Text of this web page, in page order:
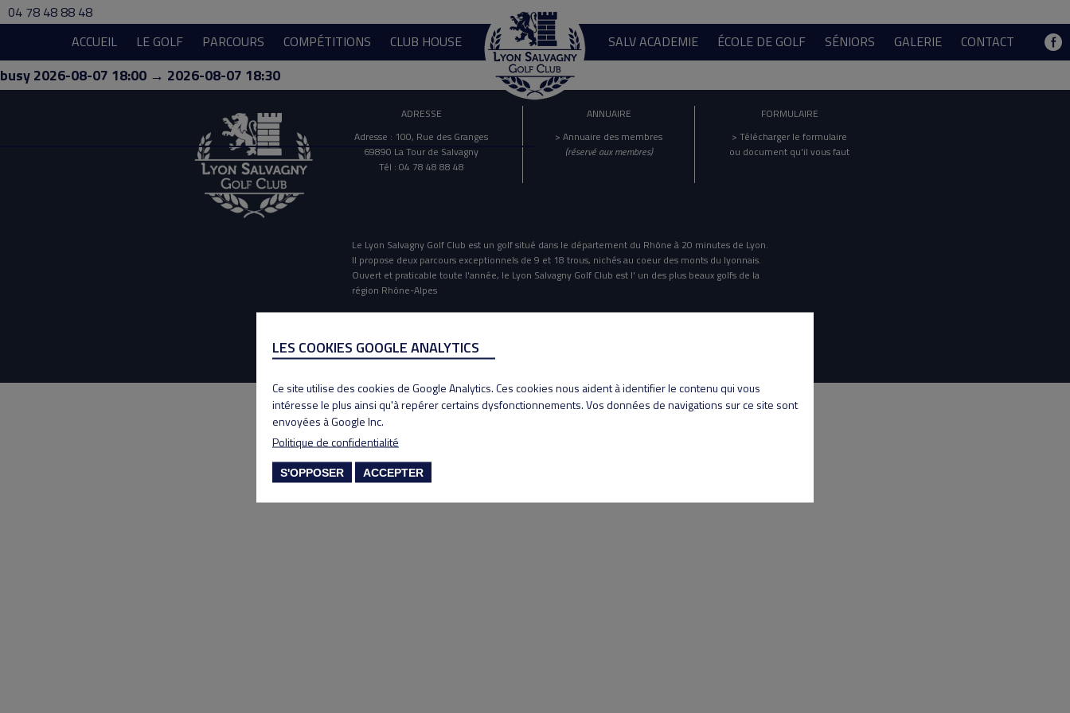
04 78 48 88 48
ACCUEIL
LE GOLF PARCOURS COMPÉTITIONS CLUB HOUSE SALV ACADEMIE ÉCOLE DE GOLF SÉNIORS GALERIE CONTACT
busy 2026-08-07 18:00 → 2026-08-07 18:30
ADRESSE
Adresse : 100, Rue des Granges
69890 La Tour de Salvagny
Tél : 04 78 48 88 48
ANNUAIRE
> Annuaire des membres
(réservé aux membres)
FORMULAIRE
> Télécharger le formulaire
ou document qu'il vous faut
Le Lyon Salvagny Golf Club est un golf situé dans le département du Rhône à 20 minutes de Lyon.
Il propose deux parcours exceptionnels de 9 et 18 trous, nichés au coeur des monts du lyonnais.
Ouvert et praticable toute l'année, le Lyon Salvagny Golf Club est l' un des plus beaux golfs de la
région Rhône-Alpes
Copyright 2020 Lyon Salvagny golf club
LES COOKIES GOOGLE ANALYTICS
Ce site utilise des cookies de Google Analytics. Ces cookies nous aident à identifier le contenu qui vous
intéresse le plus ainsi qu'à repérer certains dysfonctionnements. Vos données de navigations sur ce site sont
envoyées à Google Inc.
Politique de confidentialité
S'OPPOSER ACCEPTER